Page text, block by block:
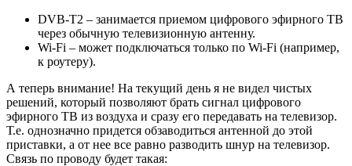
DVB-T2 – занимается приемом цифрового эфирного ТВ
через обычную телевизионную антенну.
Wi-Fi – может подключаться только по Wi-Fi (например,
к роутеру).
А теперь внимание! На текущий день я не видел чистых
решений, который позволяют брать сигнал цифрового
эфирного ТВ из воздуха и сразу его передавать на телевизор.
Т.е. однозначно придется обзаводиться антенной до этой
приставки, а от нее все равно разводить шнур на телевизор.
Связь по проводу будет такая: